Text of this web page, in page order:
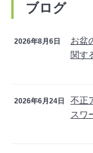
ブログ
2026年8月6日
お盆
関す
2026年6月24日
不正
スワ